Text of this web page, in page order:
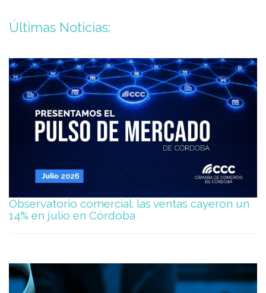
Últimas Noticias:
Observatorio comercial: las ventas cayeron un
14% en julio en Córdoba